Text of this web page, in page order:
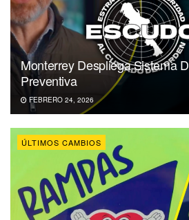
Monterrey Despliega Sistema
Preventiva
FEBRERO 24, 2026
ÚLTIMOS CAMBIOS